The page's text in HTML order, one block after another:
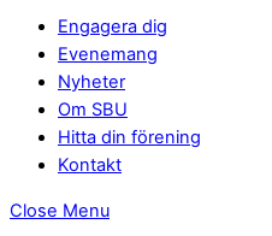
Engagera dig
Evenemang
Nyheter
Om SBU
Hitta din förening
Kontakt
Close Menu